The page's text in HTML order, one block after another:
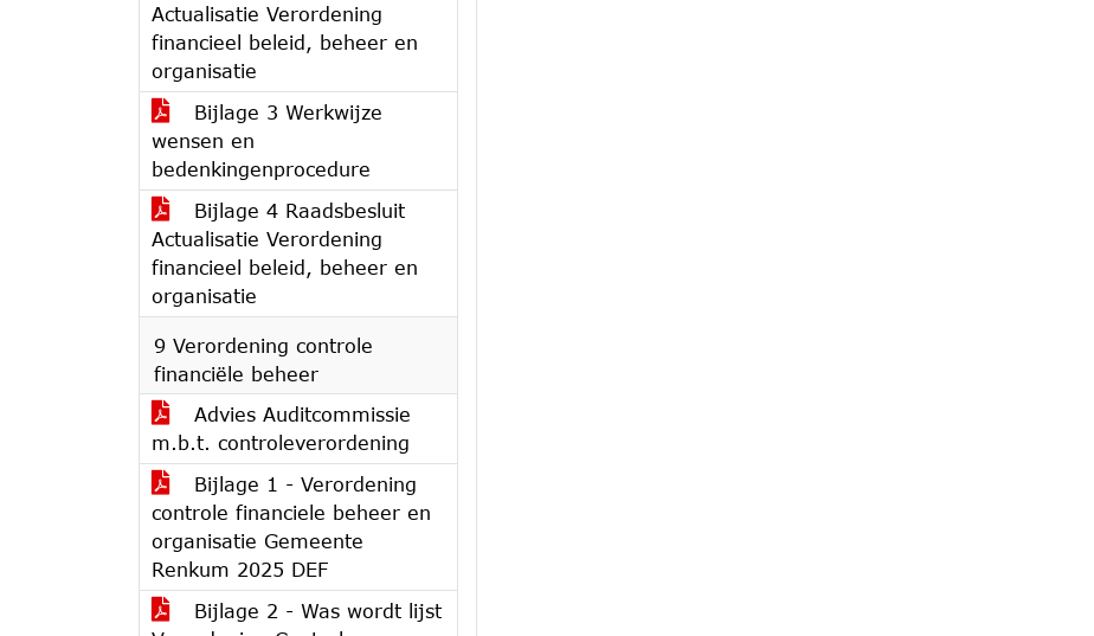
Actualisatie Verordening
financieel beleid, beheer en
organisatie
Bijlage 3 Werkwijze
wensen en
bedenkingenprocedure
Bijlage 4 Raadsbesluit
Actualisatie Verordening
financieel beleid, beheer en
organisatie
9 Verordening controle
financiële beheer
Advies Auditcommissie
m.b.t. controleverordening
Bijlage 1 - Verordening
controle financiele beheer en
organisatie Gemeente
Renkum 2025 DEF
Bijlage 2 - Was wordt lijst